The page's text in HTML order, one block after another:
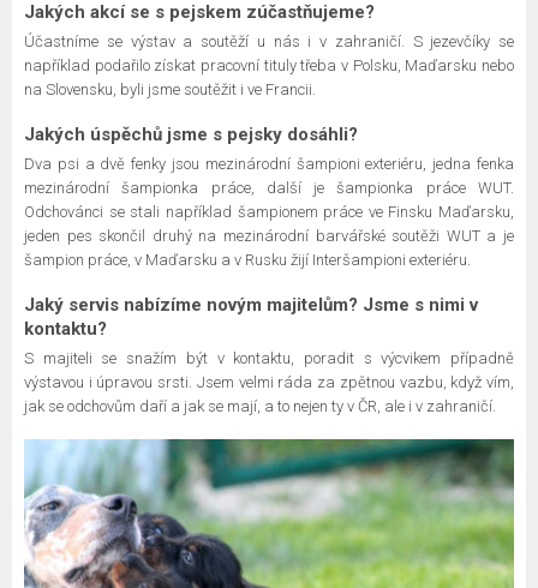
Jakých akcí se s pejskem zúčastňujeme?
Účastníme se výstav a soutěží u nás i v zahraničí. S jezevčíky se
například podařilo získat pracovní tituly třeba v Polsku, Maďarsku nebo
na Slovensku, byli jsme soutěžit i ve Francii.
Jakých úspěchů jsme s pejsky dosáhli?
Dva psi a dvě fenky jsou mezinárodní šampioni exteriéru, jedna fenka
mezinárodní šampionka práce, další je šampionka práce WUT.
Odchovánci se stali například šampionem práce ve Finsku Maďarsku,
jeden pes skončil druhý na mezinárodní barvářské soutěži WUT a je
šampion práce, v Maďarsku a v Rusku žijí Interšampioni exteriéru.
Jaký servis nabízíme novým majitelům? Jsme s nimi v
kontaktu?
S majiteli se snažím být v kontaktu, poradit s výcvikem případně
výstavou i úpravou srsti. Jsem velmi ráda za zpětnou vazbu, když vím,
jak se odchovům daří a jak se mají, a to nejen ty v ČR, ale i v zahraničí.